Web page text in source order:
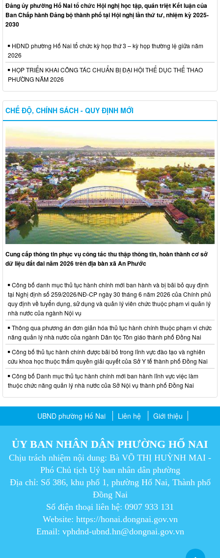
Đảng ủy phường Hố Nai tổ chức Hội nghị học tập, quán triệt Kết luận của
Ban Chấp hành Đảng bộ thành phố tại Hội nghị lần thứ tư, nhiệm kỳ 2025-
2030
HĐND phường Hố Nai tổ chức kỳ họp thứ 3 – kỳ họp thường lệ giữa năm
2026
HỌP TRIỂN KHAI CÔNG TÁC CHUẨN BỊ ĐẠI HỘI THỂ DỤC THỂ THAO
PHƯỜNG NĂM 2026
CHẾ ĐỘ, CHÍNH SÁCH - QUY ĐỊNH MỚI
Cung cấp thông tin phục vụ công tác thu thập thông tin, hoàn thành cơ sở
dữ liệu đất đai năm 2026 trên địa bàn xã An Phước
Công bố danh mục thủ tục hành chính mới ban hành và bị bãi bỏ quy định
tại Nghị định số 259/2026/NĐ-CP ngày 30 tháng 6 năm 2026 của Chính phủ
quy định về tuyển dụng, sử dụng và quản lý viên chức thuộc phạm vi quản lý
nhà nước của ngành Nội vụ
Thông qua phương án đơn giản hóa thủ tục hành chính thuộc phạm vi chức
năng quản lý nhà nước của ngành Dân tộc Tôn giáo thành phố Đồng Nai
Công bố thủ tục hành chính được bãi bỏ trong lĩnh vực đào tạo và nghiên
cứu khoa học thuộc thẩm quyền giải quyết của Sở Y tế thành phố Đồng Nai
Công bố Danh mục thủ tục hành chính mới ban hành lĩnh vực việc làm
thuộc chức năng quản lý nhà nước của Sở Nội vụ thành phố Đồng Nai
UBND phường Hố Nai Liên hệ Giới thiệu
ỦY BAN NHÂN DÂN PHƯỜNG HỐ NAI
Chịu trách nhiệm nội dung: Bà VÕ THỊ HUỲNH MAI -
Phó Chủ tịch Uỷ ban nhân dân phường
Địa chỉ: Số 386, khu phố 1, phường Hố Nai, Thành phố
Đồng Nai
Số điện thoại liên hệ: 0907 933 131
Website: https://honai.dongnai.gov.vn
Email: vphdnd-ubnd.hn@dongnai.gov.vn​